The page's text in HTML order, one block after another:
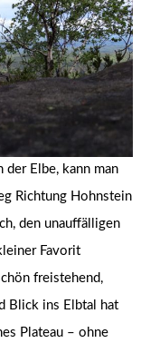
Elbe, kann man
Richtung Hohnstein
den unauffälligen
Favorit
freistehend,
Blick ins Elbtal hat
Plateau – ohne